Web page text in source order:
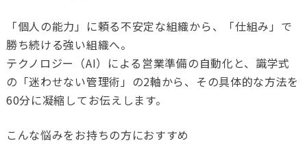
「個人の能力」に頼る不安定な組織から、「仕組み」で
勝ち続ける強い組織へ。
テクノロジー（AI）による営業準備の自動化と、識学式
の「迷わせない管理術」の2軸から、その具体的な方法を
60分に凝縮してお伝えします。
こんな悩みをお持ちの方におすすめ